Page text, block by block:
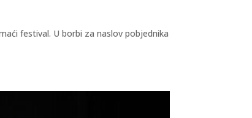
festival. U borbi za naslov pobjednika